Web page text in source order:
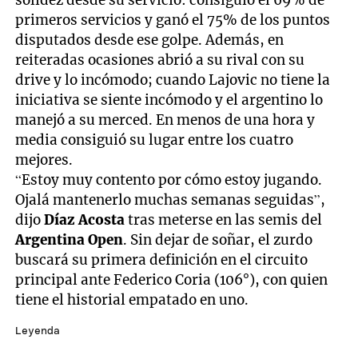
primeros servicios y ganó el 75% de los puntos
disputados desde ese golpe. Además, en
reiteradas ocasiones abrió a su rival con su
drive y lo incómodo; cuando Lajovic no tiene la
iniciativa se siente incómodo y el argentino lo
manejó a su merced. En menos de una hora y
media consiguió su lugar entre los cuatro
mejores.
“Estoy muy contento por cómo estoy jugando.
Ojalá mantenerlo muchas semanas seguidas”,
dijoDíaz Acostatras meterse en las semis del
Argentina Open. Sin dejar de soñar, el zurdo
buscará su primera definición en el circuito
principal ante Federico Coria (106°), con quien
tiene el historial empatado en uno.
Leyenda